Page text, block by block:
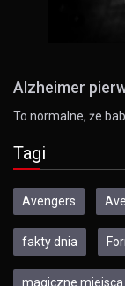
Alzheimer
To normalne, że
Tagi
Avengers
fakty dnia
magiczne miejsca